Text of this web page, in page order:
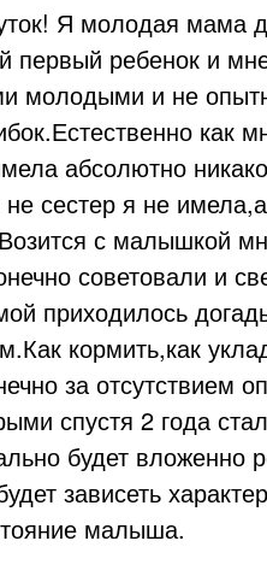
Я молодая мама
первый ребенок и
молодыми и не
как
абсолютно
сестер я не
с малышкой
советовали и
приходилось
кормить,как
за отсутствием
спустя 2 года
будет вложенно
зависеть
малыша.